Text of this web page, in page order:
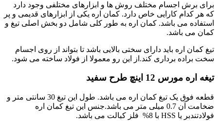
برای برش اجسام مختلف روش ها و ابزارهای مختلفی وجود دارد
که هر کدام کارایی خاص دارد. کمان اره یکی از ابزارهای قدیمی و پر
استفاده می باشد. کمان اره به طور کلی شامل دو بخش اصلی تیغ و
کمان می باشد.
تیغ کمان اره باید دارای سختی بالایی باشد تا بتواند از روی اجسام
سخت براده برداری کند.از این رو معمولا از فولاد ساخته می شود.
تیغه اره مورس 12 اینچ طرح سفید
قطعه فوق یک تیغ کمان اره می باشد. طول این تیغ 30 سانتی متر و
ضخامت آن 0.7 میلی متر می باشد.جنس این تیغ کمان اره
فولادتندبر یا HSS با 8% فلز کبالت می باشد.